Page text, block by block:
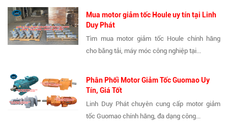
Mua motor giảm tốc Houle uy tín tại Linh
Duy Phát
Tìm mua motor giảm tốc Houle chính hãng
cho băng tải, máy móc công nghiệp tại...
Phân Phối Motor Giảm Tốc Guomao Uy
Tín, Giá Tốt
Linh Duy Phát chuyên cung cấp motor giảm
tốc Guomao chính hãng, đa dạng công...